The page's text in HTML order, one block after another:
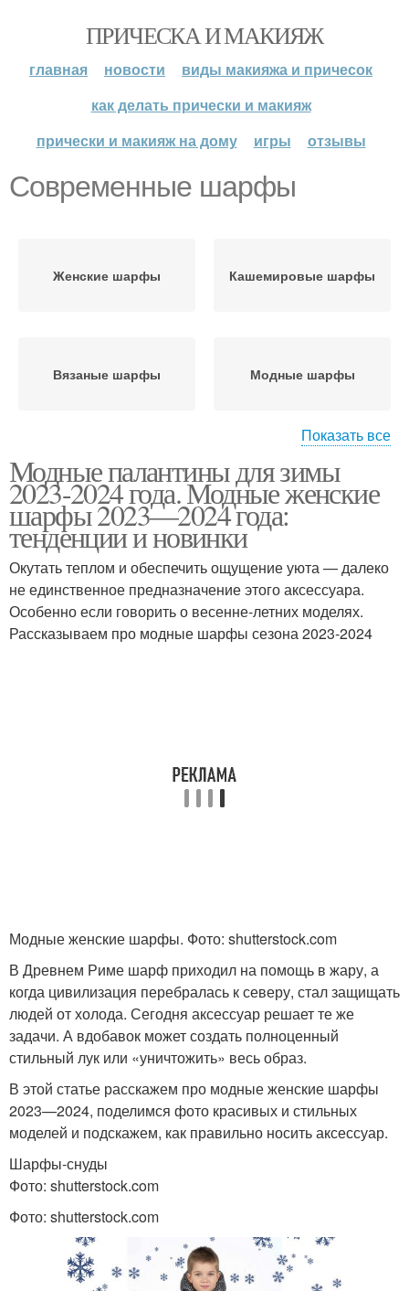
ПРИЧЕСКА И МАКИЯЖ
главная новости
виды макияжа и причесок
как делать прически и макияж
прически и макияж на дому
игры отзывы
Современные шарфы
Женские шарфы Кашемировые шарфы
Вязаные шарфы Модные шарфы
Шарфы с бахромой Шарфы с помпонами
Меховые шарфы Модный шарф
Показать все
Модные палантины для зимы
2023-2024 года. Модные женские
шарфы 2023—2024 года:
тенденции и новинки
Окутать теплом и обеспечить ощущение уюта — далеко
не единственное предназначение этого аксессуара.
Особенно если говорить о весенне-летних моделях.
Рассказываем про модные шарфы сезона 2023-2024
Модные женские шарфы. Фото: shutterstock.com
В Древнем Риме шарф приходил на помощь в жару, а
когда цивилизация перебралась к северу, стал защищать
людей от холода. Сегодня аксессуар решает те же
задачи. А вдобавок может создать полноценный
стильный лук или «уничтожить» весь образ.
В этой статье расскажем про модные женские шарфы
2023—2024, поделимся фото красивых и стильных
моделей и подскажем, как правильно носить аксессуар.
Шарфы-снуды
Фото: shutterstock.com
Фото: shutterstock.com